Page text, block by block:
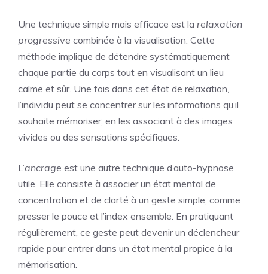
Une technique simple mais efficace est la relaxation
progressive combinée à la visualisation. Cette
méthode implique de détendre systématiquement
chaque partie du corps tout en visualisant un lieu
calme et sûr. Une fois dans cet état de relaxation,
l’individu peut se concentrer sur les informations qu’il
souhaite mémoriser, en les associant à des images
vivides ou des sensations spécifiques.
L’ancrage est une autre technique d’auto-hypnose
utile. Elle consiste à associer un état mental de
concentration et de clarté à un geste simple, comme
presser le pouce et l’index ensemble. En pratiquant
régulièrement, ce geste peut devenir un déclencheur
rapide pour entrer dans un état mental propice à la
mémorisation.